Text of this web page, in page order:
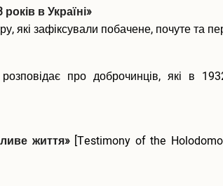
в Україні»
які зафіксували побачене, почуте та
про доброчинців, які в
життя»[Testimony of the